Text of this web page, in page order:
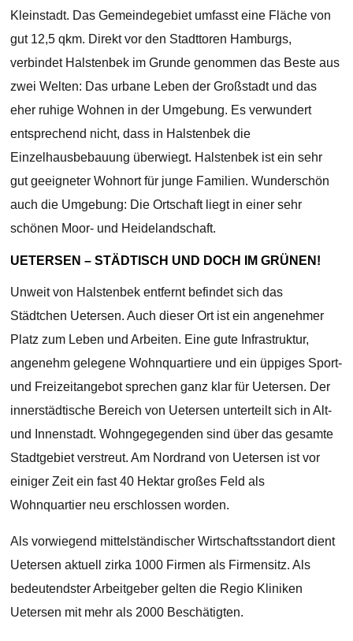
Kleinstadt. Das Gemeindegebiet umfasst eine Fläche von
gut 12,5 qkm. Direkt vor den Stadttoren Hamburgs,
verbindet Halstenbek im Grunde genommen das Beste aus
zwei Welten: Das urbane Leben der Großstadt und das
eher ruhige Wohnen in der Umgebung. Es verwundert
entsprechend nicht, dass in Halstenbek die
Einzelhausbebauung überwiegt. Halstenbek ist ein sehr
gut geeigneter Wohnort für junge Familien. Wunderschön
auch die Umgebung: Die Ortschaft liegt in einer sehr
schönen Moor- und Heidelandschaft.
UETERSEN – STÄDTISCH UND DOCH IM GRÜNEN!
Unweit von Halstenbek entfernt befindet sich das
Städtchen Uetersen. Auch dieser Ort ist ein angenehmer
Platz zum Leben und Arbeiten. Eine gute Infrastruktur,
angenehm gelegene Wohnquartiere und ein üppiges Sport-
und Freizeitangebot sprechen ganz klar für Uetersen. Der
innerstädtische Bereich von Uetersen unterteilt sich in Alt-
und Innenstadt. Wohngegegenden sind über das gesamte
Stadtgebiet verstreut. Am Nordrand von Uetersen ist vor
einiger Zeit ein fast 40 Hektar großes Feld als
Wohnquartier neu erschlossen worden.
Als vorwiegend mittelständischer Wirtschaftsstandort dient
Uetersen aktuell zirka 1000 Firmen als Firmensitz. Als
bedeutendster Arbeitgeber gelten die Regio Kliniken
Uetersen mit mehr als 2000 Beschätigten.